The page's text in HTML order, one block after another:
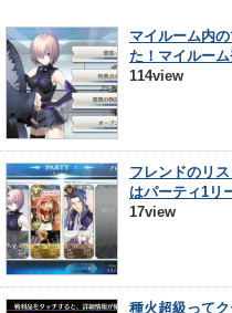
マイルーム内
た！マイルー
114view
フレンドのリ
はパーティ1リ
17view
種火超級って